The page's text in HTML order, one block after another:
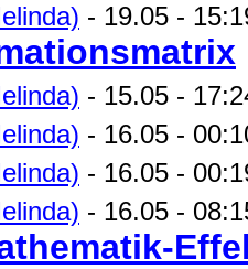
- 19.05 -
- 15.05 -
- 16.05 -
- 16.05 -
- 16.05 -